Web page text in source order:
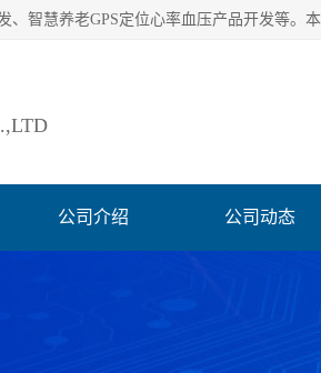
公司介绍 公司动态